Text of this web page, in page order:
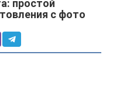
простой
с фото